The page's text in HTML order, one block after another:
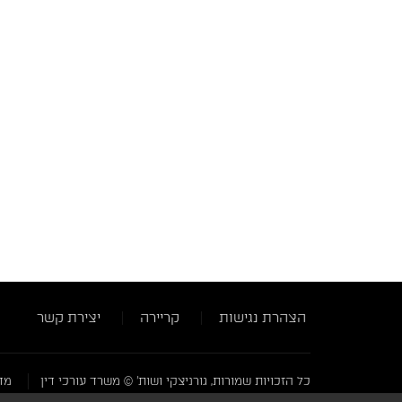
הצהרת נגישות קריירה יצירת קשר
כל הזכויות שמורות, גורניצקי ושות' © משרד עורכי דין